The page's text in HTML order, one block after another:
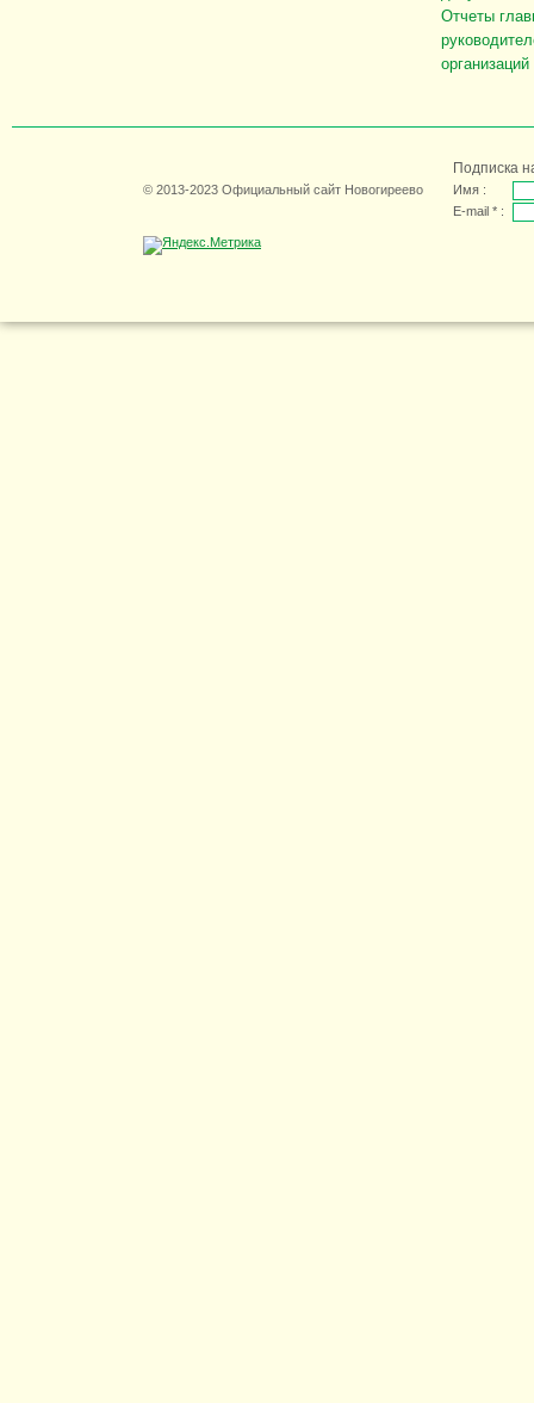
Отчеты
организаций
© 2013-2023 Официальный сайт Новогиреево
Подписка
Имя :
E-mail * :